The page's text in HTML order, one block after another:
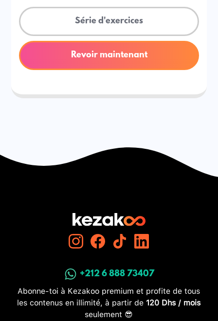
Série d'exercices
Revoir maintenant
+212 6 888 73407
Abonne-toi à Kezakoo premium et profite de tous
les contenus en illimité, à partir de 120 Dhs / mois
seulement 😎